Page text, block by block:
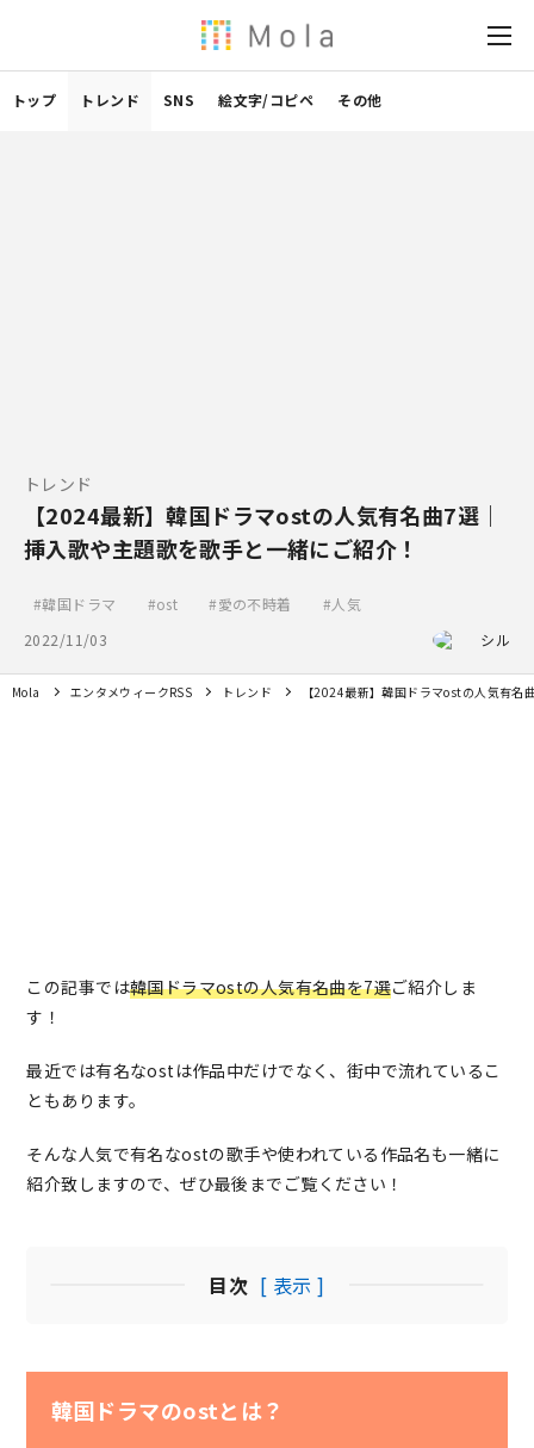
トップ トレンド SNS 絵文字/コピペ その他
トレンド
【2024最新】韓国ドラマostの人気有名曲7選｜
挿入歌や主題歌を歌手と一緒にご紹介！
韓国ドラマ ost 愛の不時着
人気
2022/11/03
シル
Mola エンタメウィークRSS トレンド 【2024最新】韓国ドラマostの人気有
この記事では韓国ドラマostの人気有名曲を7選ご紹介しま
す！
最近では有名なostは作品中だけでなく、街中で流れているこ
ともあります。
そんな人気で有名なostの歌手や使われている作品名も一緒に
紹介致しますので、ぜひ最後までご覧ください！
目次 [ 表示 ]
韓国ドラマのostとは？